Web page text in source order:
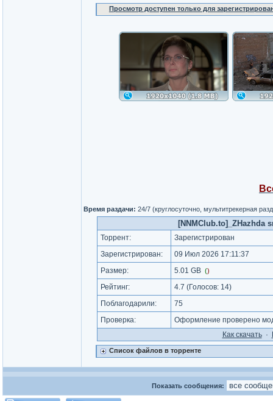
Просмотр доступен только для
Время раздачи: 24/7 (круглосуточно, мультитрекерная
[NNMClub.to]_ZHazhda
Торрент:
Зарегистрирован
Зарегистрирован:
09 Июл 2026 17:11:37
Размер:
5.01 GB ()
Рейтинг: 4.7 (Голосов: 14)
Поблагодарили:
75
Проверка:
Оформление проверено
Как cкачать·
Список файлов в торренте
Показать сообщения: